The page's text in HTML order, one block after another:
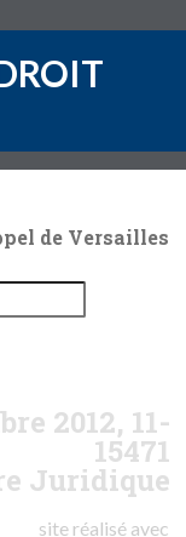
de Versailles
2012, 11-
15471
Juridique
site réalisé avec